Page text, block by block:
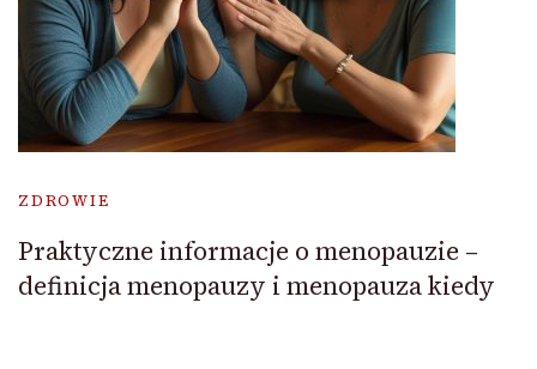
ZDROWIE
Praktyczne informacje o menopauzie –
definicja menopauzy i menopauza kiedy